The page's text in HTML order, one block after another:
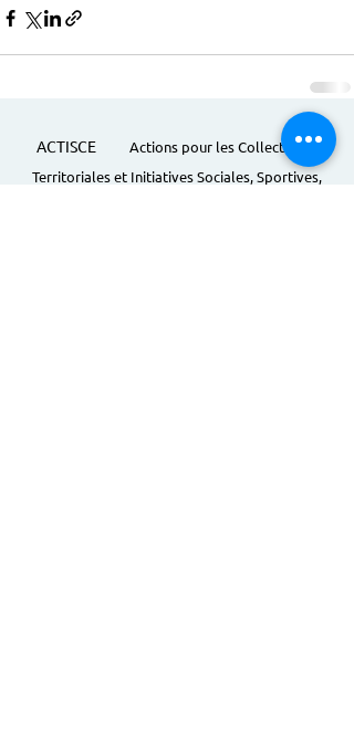
ACTISCE
Actions pour les Collectivités
Territoriales et Initiatives Sociales, Sportives,